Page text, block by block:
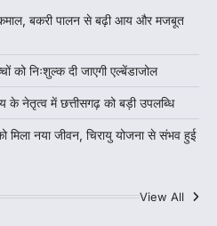
कमाल, बकरी पालन से बढ़ी आय और मजबूत
को निःशुल्क दी जाएगी एल्बेंडाजोल
के नेतृत्व में छत्तीसगढ़ को बड़ी उपलब्धि
मिला नया जीवन, चिरायु योजना से संभव हुई
View All